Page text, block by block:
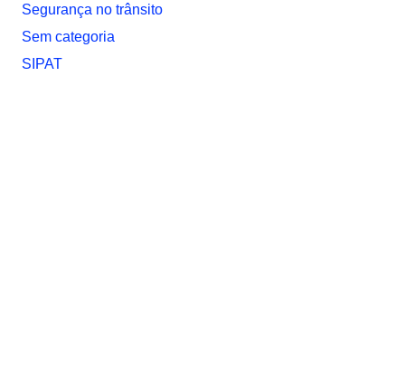
Segurança no trânsito
Sem categoria
SIPAT